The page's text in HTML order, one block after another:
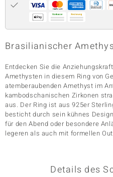
Classics
Brasilianischer
Entdecken Sie die
Amethysten in diesem Ring von
atemberaubenden Amethyst im
kambodschanischen Zirkonen
aus. Der Ring ist aus 925er
besticht durch sein kühnes
für den Abend oder besondere
legeren als auch mit formellen
Details des